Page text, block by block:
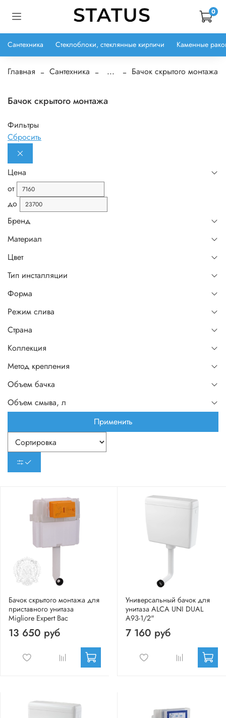
0
Сантехника Стеклоблоки, стеклянные кирпичи Каменные
Главная Сантехника ... Бачок скрытого монтажа
Бачок скрытого монтажа
Бачок скрытого монтажа для
приставного унитаза
Migliore Expert Bac
13 650 руб
Универсальный бачок для
унитаза ALCA UNI DUAL
A93-1/2"
7 160 руб
Фильтры
Сбросить
Цена
от
до
Бренд
Материал
Цвет
Тип инсталляции
Форма
Режим слива
Страна
Коллекция
Метод крепления
Объем бачка
Объем смыва, л
Применить